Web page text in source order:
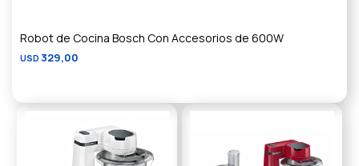
Robot de Cocina Bosch Con Accesorios de 600W
USD 329,00